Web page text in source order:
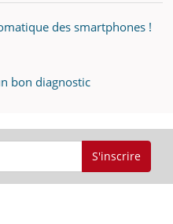
des smartphones !
bon diagnostic
S'inscrire